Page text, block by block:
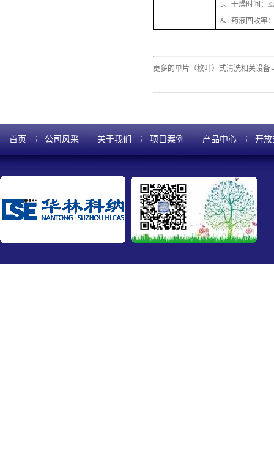
5、干燥时间：≤
6、药液回收率
更多的单片（枚叶）式清洗相关设
首页 公司风采 关于我们 项目案例 产品中心 开放